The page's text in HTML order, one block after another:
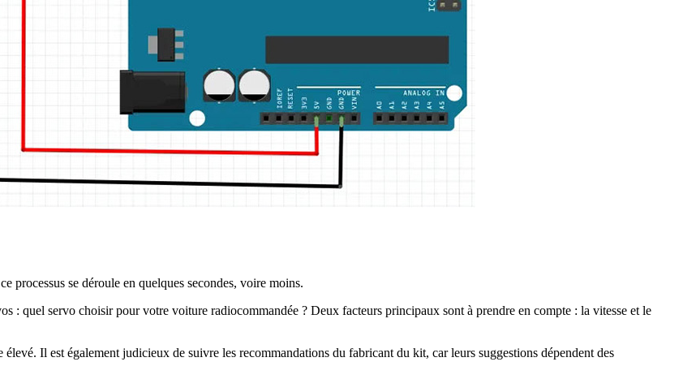
processus se déroule en quelques secondes, voire moins.
: quel servo choisir pour votre voiture radiocommandée ? Deux facteurs principaux sont à prendre en compte : la vitesse et le
Il est également judicieux de suivre les recommandations du fabricant du kit, car leurs suggestions dépendent des